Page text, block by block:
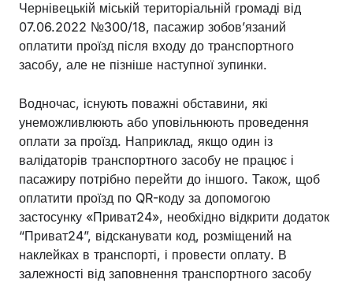
Чернівецькій міській територіальній громаді від
07.06.2022 №300/18, пасажир зобов’язаний
оплатити проїзд після входу до транспортного
засобу, але не пізніше наступної зупинки.
Водночас, існують поважні обставини, які
унеможливлюють або уповільнюють проведення
оплати за проїзд. Наприклад, якщо один із
валідаторів транспортного засобу не працює і
пасажиру потрібно перейти до іншого. Також, щоб
оплатити проїзд по QR-коду за допомогою
застосунку «Приват24», необхідно відкрити додаток
“Приват24”, відсканувати код, розміщений на
наклейках в транспорті, і провести оплату. В
залежності від заповнення транспортного засобу